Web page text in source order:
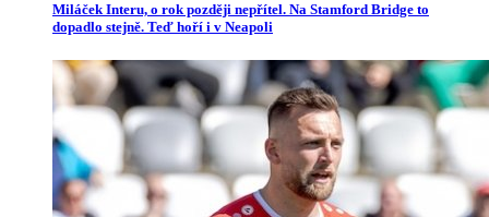
Miláček Interu, o rok později nepřítel. Na Stamford Bridge to
dopadlo stejně. Teď hoří i v Neapoli